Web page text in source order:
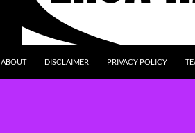
ABOUT DISCLAIMER PRIVACY POLICY